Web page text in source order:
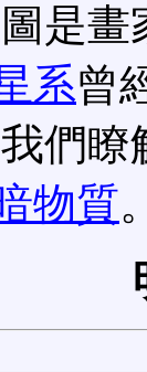
是
系曾
我們
物質。